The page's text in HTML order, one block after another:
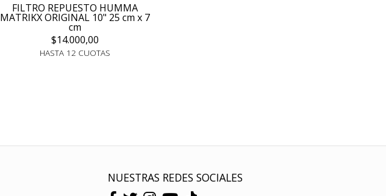
FILTRO REPUESTO HUMMA
MATRIKX ORIGINAL 10" 25 cm x 7
cm
$14.000,00
HASTA 12 CUOTAS
NUESTRAS REDES SOCIALES